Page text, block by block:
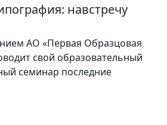
навстречу
АО «Первая Образцовая
свой образовательный
семинар последние